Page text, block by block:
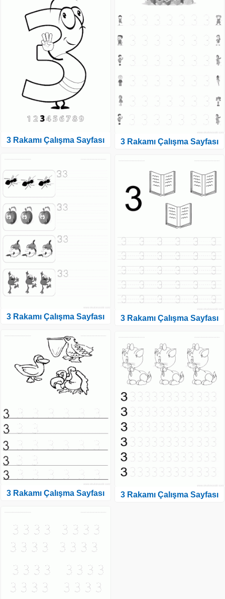
3 Rakamı Çalışma Sayfası
3 Rakamı Çalışma Sayfası
3 Rakamı Çalışma Sayfası
3 Rakamı Çalışma Sayfası
3 Rakamı Çalışma Sayfası
3 Rakamı Çalışma Sayfası